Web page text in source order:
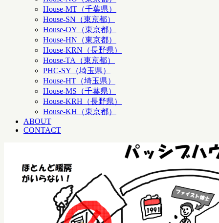
House-MT（千葉県）
House-SN（東京都）
House-OY（東京都）
House-HN（東京都）
House-KRN（長野県）
House-TA（東京都）
PHC-SY（埼玉県）
House-HT（埼玉県）
House-MS（千葉県）
House-KRH（長野県）
House-KH（東京都）
ABOUT
CONTACT